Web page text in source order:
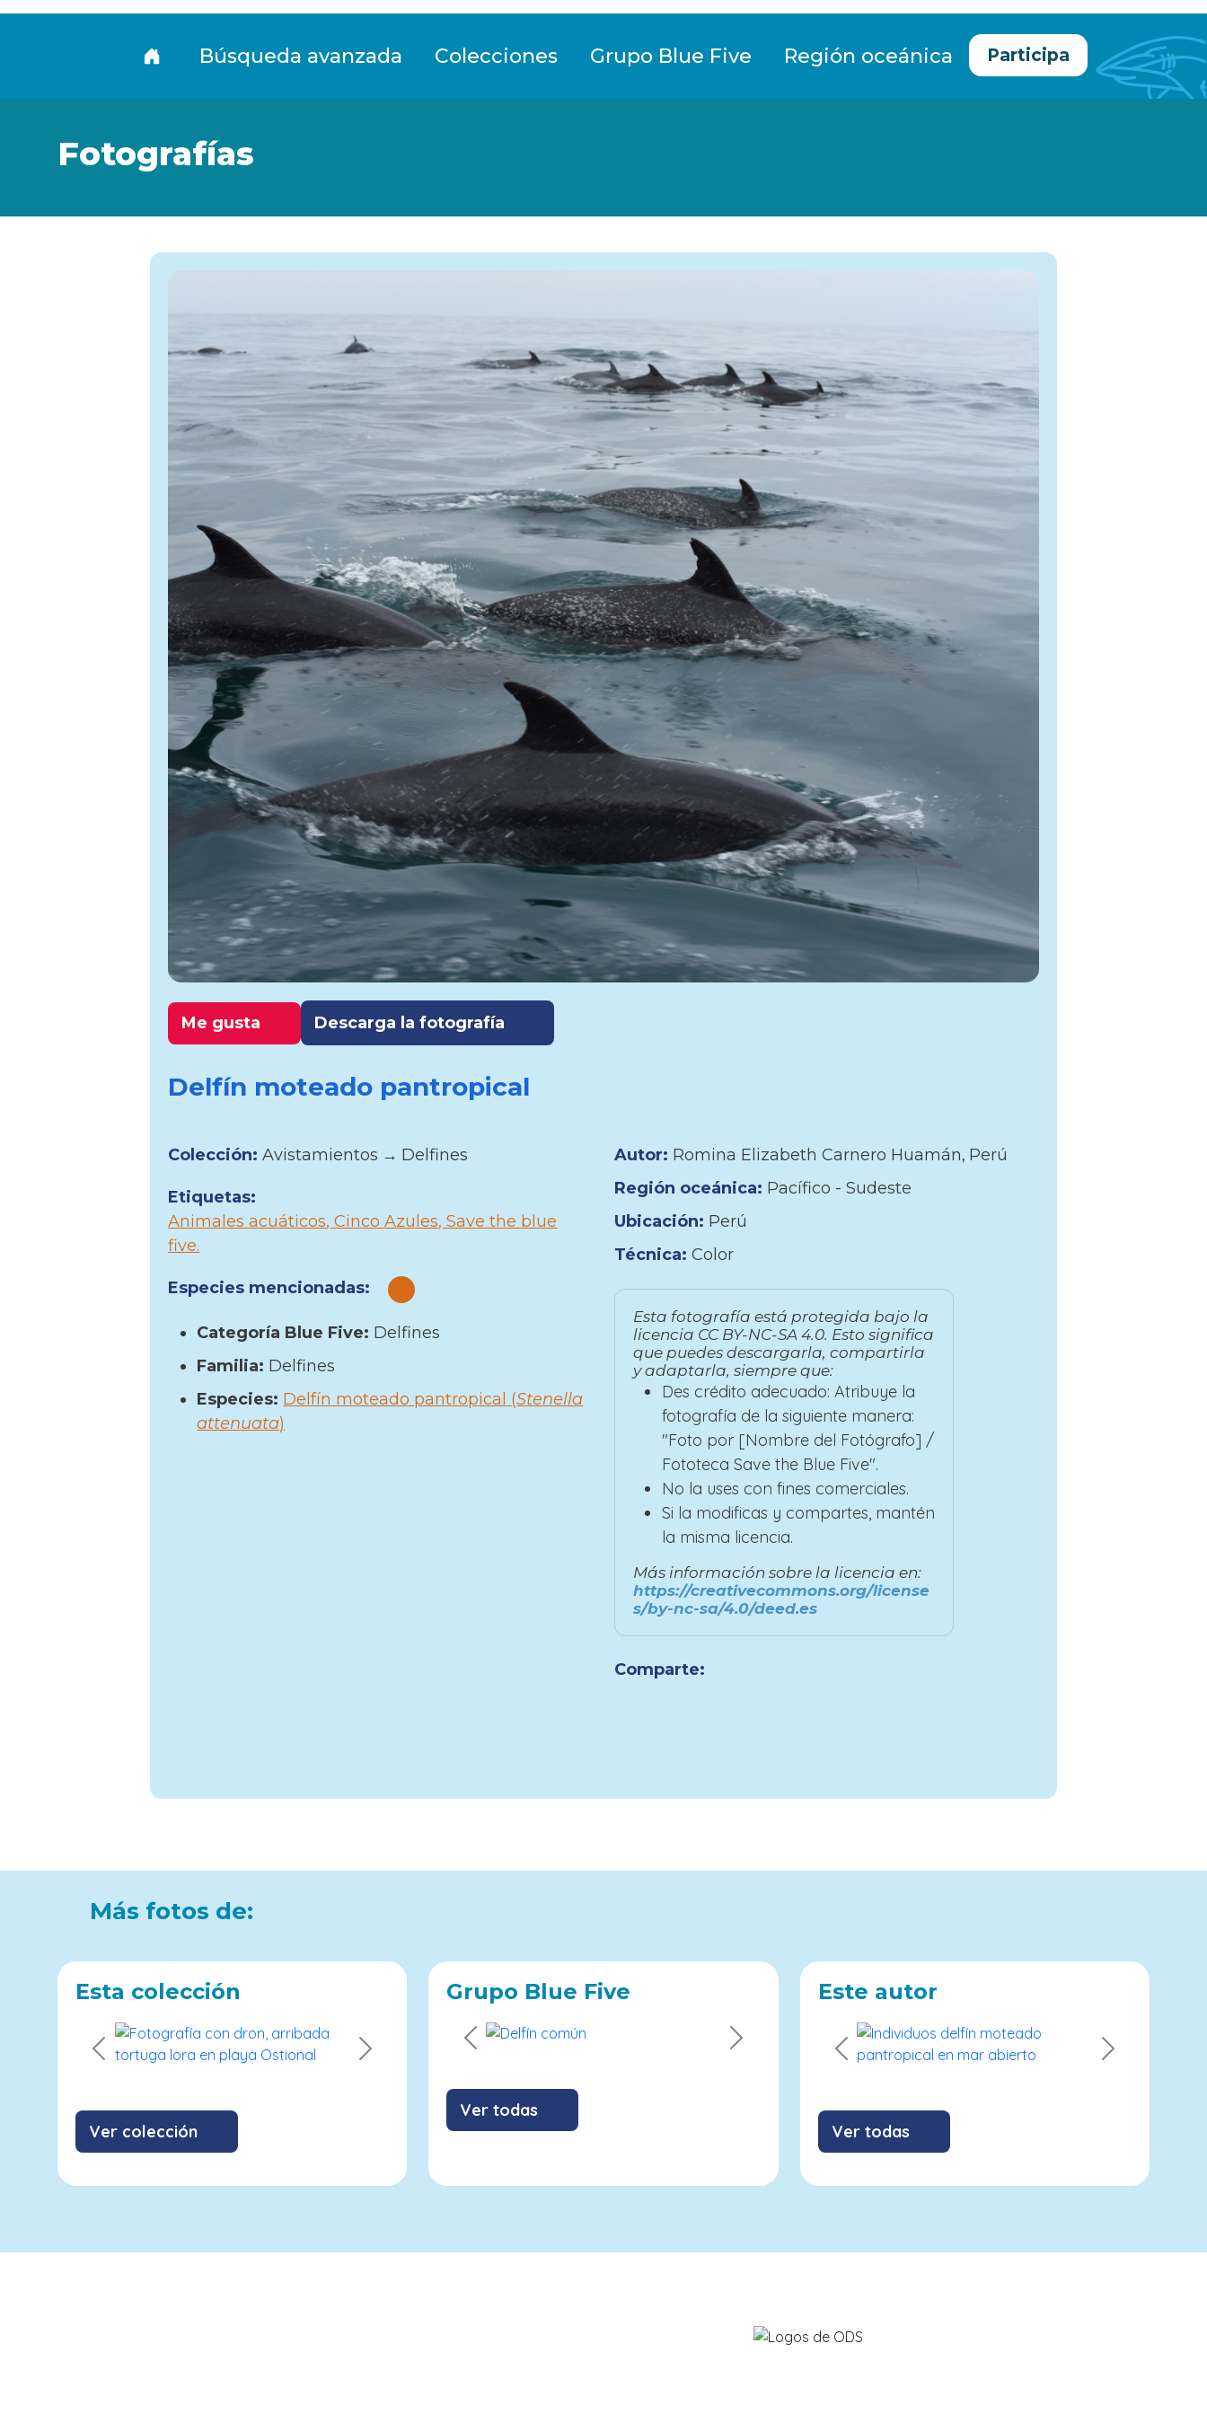
Fototeca
Búsqueda avanzada Colecciones Grupo Blue Five Región oceánica Participa
Fotografías
Me gusta Descarga la fotografía
Delfín moteado pantropical
Colección:Avistamientos → Delfines
Etiquetas:
Animales acuáticos Cinco Azules Save the blue
five
Especies mencionadas:
Categoría Blue Five: Delfines
Familia: Delfines
Especies: Delfín moteado pantropical (Stenella
attenuata)
Autor: Romina Elizabeth Carnero Huamán Perú
Región oceánica: Pacífico - Sudeste
Ubicación: Perú
Técnica: Color
Esta fotografía está protegida bajo la
licencia CC BY-NC-SA 4.0. Esto significa
que puedes descargarla, compartirla
y adaptarla, siempre que:
Des crédito adecuado: Atribuye la
fotografía de la siguiente manera:
"Foto por [Nombre del Fotógrafo] /
Fototeca Save the Blue Five".
No la uses con fines comerciales.
Si la modificas y compartes, mantén
la misma licencia.
Más información sobre la licencia en:
https://creativecommons.org/license
s/by-nc-sa/4.0/deed.es
Comparte:
Más fotos de:
Esta colección
Previous Next
Ver colección
Grupo Blue Five
Previous Next
Ver todas
Este autor
Previous Next
Ver todas